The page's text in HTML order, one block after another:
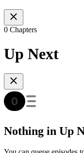
0 Chapters
Up Next
Nothing in Up